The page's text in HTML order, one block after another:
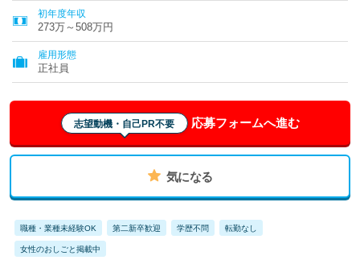
初年度年収
273万～508万円
雇用形態
正社員
志望動機・自己PR不要 応募フォームへ進む
気になる
職種・業種未経験OK 第二新卒歓迎 学歴不問 転勤なし
女性のおしごと掲載中